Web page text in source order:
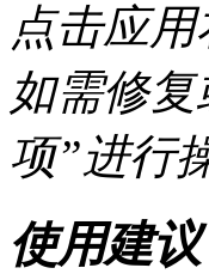
点击应
如需修
项”进行
使用建议